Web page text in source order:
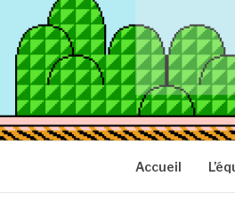
Actu Geek d'hier
Accueil